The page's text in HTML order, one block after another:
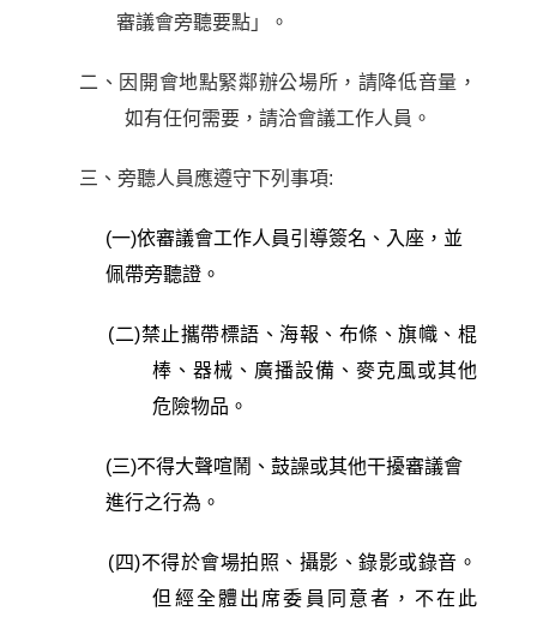
審議會旁聽要點」。
二、因開會地點緊鄰辦公場所，請降低音量，
如有任何需要，請洽會議工作人員。
三、旁聽人員應遵守下列事項:
(一)依審議會工作人員引導簽名、入座，並
佩帶旁聽證。
(二)禁止攜帶標語、海報、布條、旗幟、棍
棒、器械、廣播設備、麥克風或其他
危險物品。
(三)不得大聲喧鬧、鼓譟或其他干擾審議會
進行之行為。
(四)不得於會場拍照、攝影、錄影或錄音。
但經全體出席委員同意者，不在此